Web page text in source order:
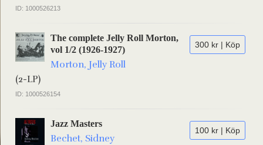
ID: 1000526213
300 kr | Köp
The complete Jelly Roll Morton,
vol 1/2 (1926-1927)
Morton, Jelly Roll
(2-LP)
ID: 1000526154
100 kr | Köp
Jazz Masters
Bechet, Sidney